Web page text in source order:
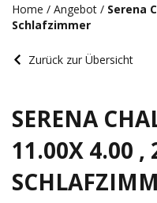
Home / Angebot / Serena
Schlafzimmer
Zurück zur Übersicht
SERENA
11.00X 4.00 ,